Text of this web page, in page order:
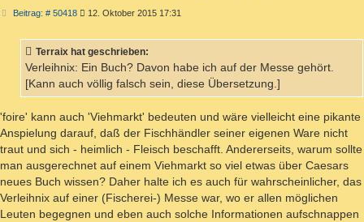
Beitrag: # 50418Beitrag12. Oktober 2015 17:31
Terraix hat geschrieben:
Verleihnix: Ein Buch? Davon habe ich auf der Messe gehört.
[Kann auch völlig falsch sein, diese Übersetzung.]
'foire' kann auch 'Viehmarkt' bedeuten und wäre vielleicht eine pikante
Anspielung darauf, daß der Fischhändler seiner eigenen Ware nicht
traut und sich - heimlich - Fleisch beschafft. Andererseits, warum sollte
man ausgerechnet auf einem Viehmarkt so viel etwas über Caesars
neues Buch wissen? Daher halte ich es auch für wahrscheinlicher, das
Verleihnix auf einer (Fischerei-) Messe war, wo er allen möglichen
Leuten begegnen und eben auch solche Informationen aufschnappen